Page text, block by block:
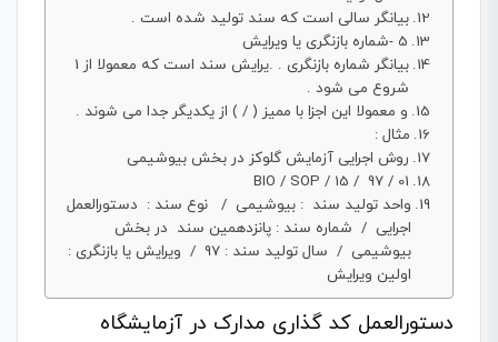
بیانگر سالی است که سند تولید شده است .
5 -شماره بازنگری یا ویرایش
بیانگر شماره بازنگری . .یرایش سند است که معمولا از 1
شروع می شود .
و معمولا این اجزا با ممیز ( / ) از یکدیگر جدا می شوند .
مثال :
روش اجرایی آزمایش گلوکز در بخش بیوشیمی
BIO / SOP / 15 / 97 / 01
واحد تولید سند : بیوشیمی / نوع سند : دستورالعمل
اجرایی / شماره سند : پانزدهمین سند در بخش
بیوشیمی / سال تولید سند : 97 / ویرایش یا بازنگری :
اولین ویرایش
دستورالعمل کد گذاری مدارک در آزمایشگاه